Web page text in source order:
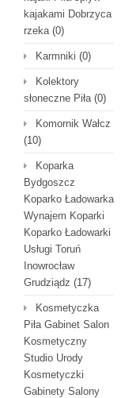
kajakami Dobrzyca
rzeka(0)
Karmniki (0)
Kolektory
słoneczne Piła(0)
Komornik Wałcz
(10)
Koparka
Bydgoszcz
Koparko Ładowarka
Wynajem Koparki
Koparko Ładowarki
Usługi Toruń
Inowrocław
Grudziądz (17)
Kosmetyczka
Piła Gabinet Salon
Kosmetyczny
Studio Urody
Kosmetyczki
Gabinety Salony